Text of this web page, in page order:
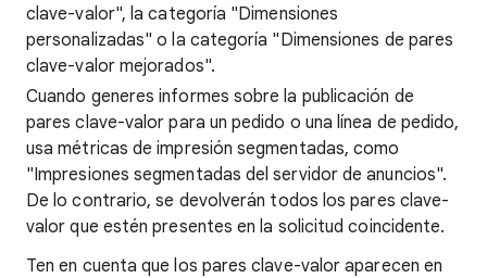
clave-valor", la categoría "Dimensiones
personalizadas" o la categoría "Dimensiones de pares
clave-valor mejorados".
Cuando generes informes sobre la publicación de
pares clave-valor para un pedido o una línea de pedido,
usa métricas de impresión segmentadas, como
"Impresiones segmentadas del servidor de anuncios".
De lo contrario, se devolverán todos los pares clave-
valor que estén presentes en la solicitud coincidente.
Ten en cuenta que los pares clave-valor aparecen en